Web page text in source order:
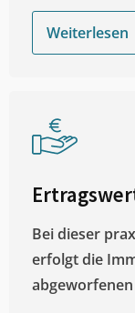
Weiterlesen
Bei dieser
erfolgt die